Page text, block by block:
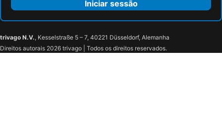
Iniciar sessão
trivago N.V., Kesselstraße 5 – 7, 40221 Düsseldorf, Alemanha
Direitos autorais 2026 trivago | Todos os direitos reservados.